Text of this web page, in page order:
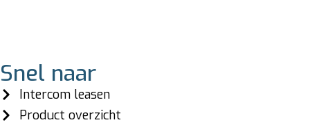
Snel naar
Intercom leasen
Product overzicht